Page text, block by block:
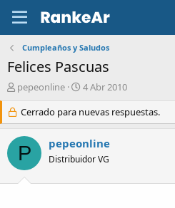
Cumpleaños y Saludos
Felices Pascuas
A
t
o
r
pepeonline
F
c
h
d
e
4 Abr 2010
Cerrado para nuevas respuestas.
P pepeonline
Distribuidor VG